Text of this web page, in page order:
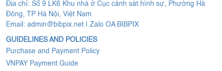
Địa chỉ: Số 9 LK6 Khu nhà ở Cục cảnh sát hình sự, Phường Hà
Đông, TP Hà Nội, Việt Nam
Email: admin@bibpix.net Zalo OA BIBPIX
GUIDELINES AND POLICIES
Purchase and Payment Policy
VNPAY Payment Guide